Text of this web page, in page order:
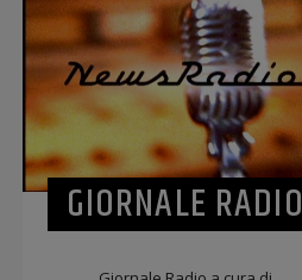
GIORNALE RADIO